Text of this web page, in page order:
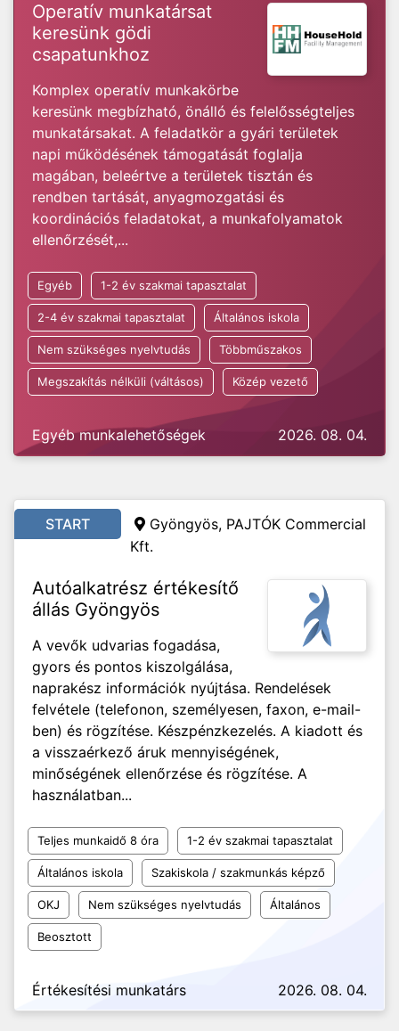
Operatív munkatársat
keresünk gödi
csapatunkhoz
Komplex operatív munkakörbe
keresünk megbízható, önálló és felelősségteljes
munkatársakat. A feladatkör a gyári területek
napi működésének támogatását foglalja
magában, beleértve a területek tisztán és
rendben tartását, anyagmozgatási és
koordinációs feladatokat, a munkafolyamatok
ellenőrzését,...
Egyéb 1-2 év szakmai tapasztalat
2-4 év szakmai tapasztalat Általános iskola
Nem szükséges nyelvtudás Többműszakos
Megszakítás nélküli (váltásos) Közép vezető
Egyéb munkalehetőségek 2026. 08. 04.
START
Gyöngyös, PAJTÓK Commercial
Kft.
Autóalkatrész értékesítő
állás Gyöngyös
A vevők udvarias fogadása,
gyors és pontos kiszolgálása,
naprakész információk nyújtása. Rendelések
felvétele (telefonon, személyesen, faxon, e-mail-
ben) és rögzítése. Készpénzkezelés. A kiadott és
a visszaérkező áruk mennyiségének,
minőségének ellenőrzése és rögzítése. A
használatban...
Teljes munkaidő 8 óra 1-2 év szakmai tapasztalat
Általános iskola Szakiskola / szakmunkás képző
OKJ Nem szükséges nyelvtudás Általános
Beosztott
Értékesítési munkatárs 2026. 08. 04.